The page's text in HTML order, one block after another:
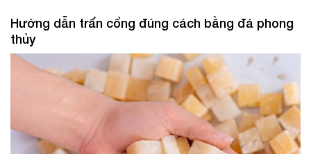
Hướng dẫn trấn cổng đúng cách bằng đá phong
thủy